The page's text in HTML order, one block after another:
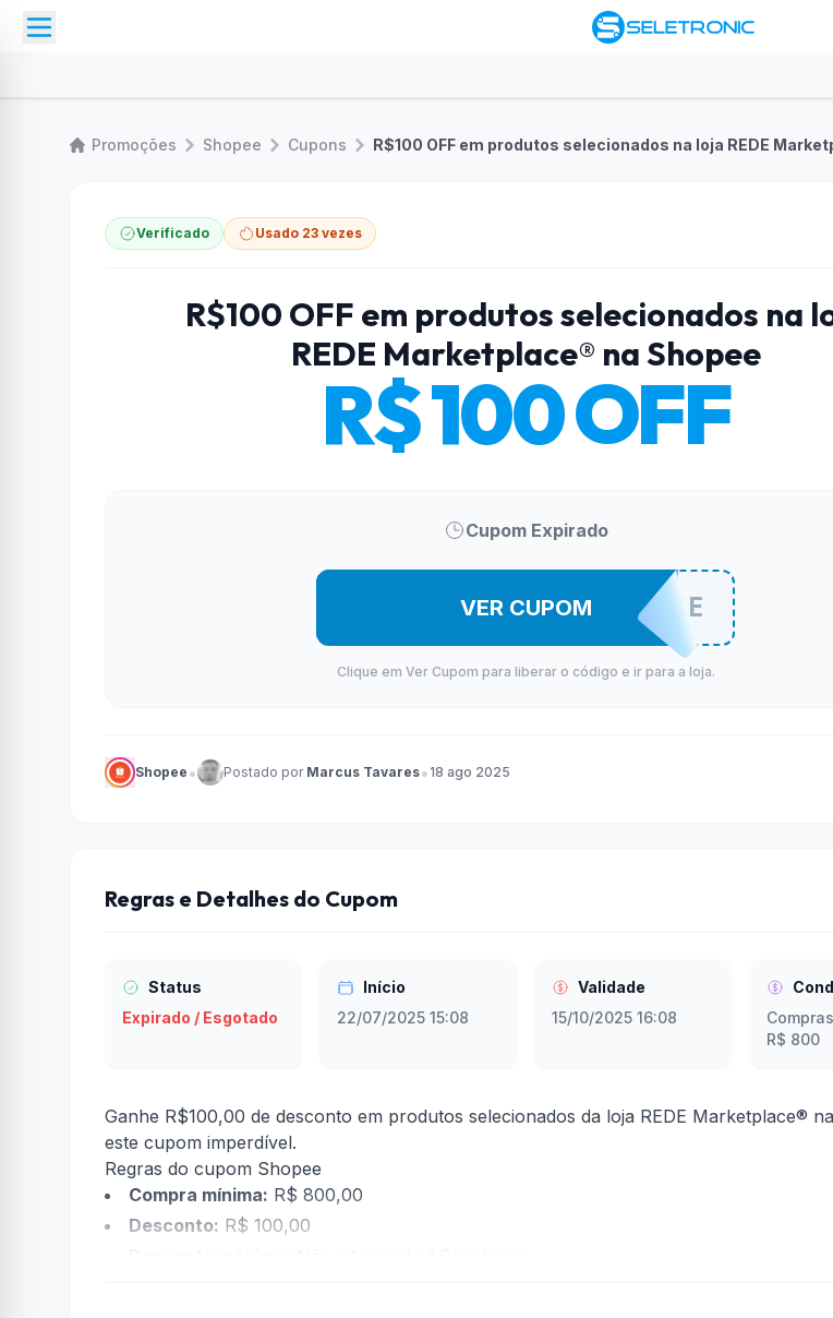
Promoções Shopee Cupons
Verificado Usado 23 vezes
R$100 OFF em produtos selecionados na
REDE Marketplace® na Shopee
R$ 100 OFF
Cupom Expirado
REDELATTE
VER CUPOM
Clique em Ver Cupom para liberar o código e ir para a loja.
Shopee • Postado por Marcus Tavares•18 ago 2025
Regras e Detalhes do Cupom
Status
Expirado / Esgotado
Início
22/07/2025 15:08
Validade
15/10/2025 16:08
R$ 800
Ganhe R$100,00 de desconto em produtos selecionados da loja REDE Marketplace®
este cupom imperdível.
Regras do cupom Shopee
Compra mínima: R$ 800,00
Desconto: R$ 100,00